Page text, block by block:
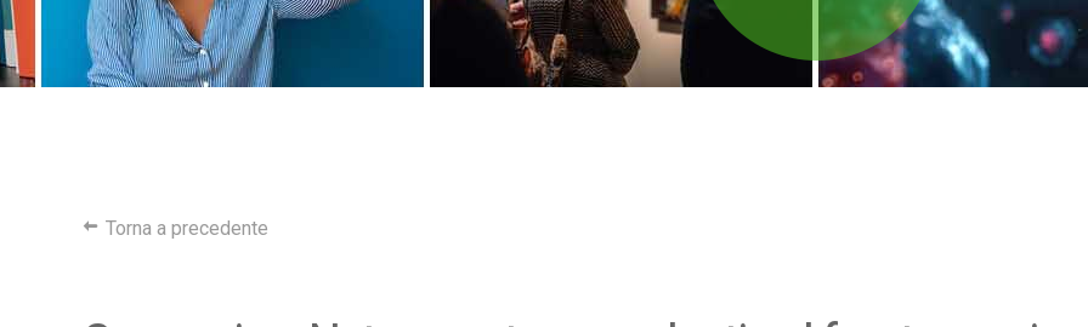
Torna a precedente